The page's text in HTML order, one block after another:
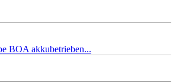
BOA akkubetrieben...